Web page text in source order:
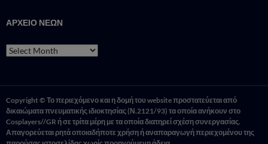
ΑΡΧΕΙΟ ΝΕΩΝ
ΑΡΧΕΙΟ
ΝΕΩΝ
Copyright © Το περιεχόμενο και η δομή του website προστατεύεται από
δικαιώματα πνευματικής ιδιοκτησίας (Ν.2121/93) τα οποία ανήκουν στο
Cosplayers//GR ή σε τρίτα μέρη με τα οποία διατηρεί σχέση συνεργασίας.
Απαγορεύεται ρητά οποιαδήποτε χρήση ή αναπαραγωγή περιεχομένου της